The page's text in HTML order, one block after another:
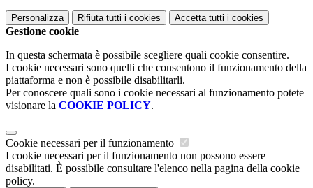
Personalizza Rifiuta tutti i cookies Accetta tutti i cookies
Gestione cookie
In questa schermata è possibile scegliere quali cookie consentire.
I cookie necessari sono quelli che consentono il funzionamento della
piattaforma e non è possibile disabilitarli.
Per conoscere quali sono i cookie necessari al funzionamento potete
visionare la COOKIE POLICY.
Cookie necessari per il funzionamento
I cookie necessari per il funzionamento non possono essere
disabilitati. È possibile consultare l'elenco nella pagina della cookie
policy.